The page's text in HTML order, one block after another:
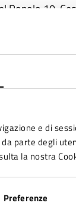
e di
parte degli
la nostra
Preferenze
Popolo 10,